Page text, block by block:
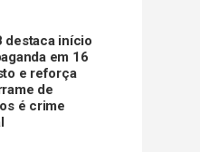
destaca início
em 16
e reforça
de
é crime